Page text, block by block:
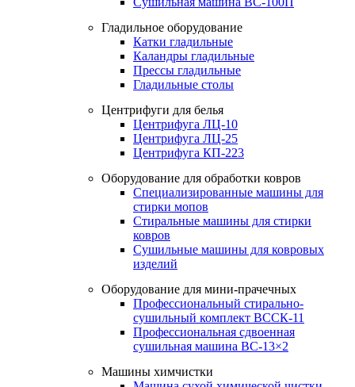
Гладильное оборудование
Катки гладильные
Каландры гладильные
Прессы гладильные
Гладильные столы
Центрифуги для белья
Центрифуга ЛЦ-10
Центрифуга ЛЦ-25
Центрифуга КП-223
Оборудование для обработки ковров
Специализированные машины для
стирки мопов
Стиральные машины для стирки
ковров
Сушильные машины для ковровых
изделий
Оборудование для мини-прачечных
Профессиональный стирально-
сушильный комплект ВССК-11
Профессиональная сдвоенная
сушильная машина ВС-13×2
Машины химчистки